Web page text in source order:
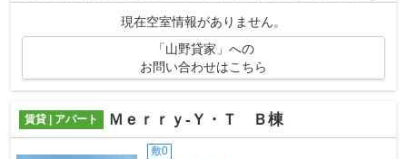
現在空室情報がありません。
「山野貸家」への
お問い合わせはこちら
賃貸 | アパート Ｍｅｒｒｙ-Ｙ・Ｔ Ｂ棟
敷0